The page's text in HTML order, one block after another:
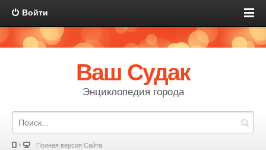
Войти
Ваш Судак
Энциклопедия города
Полная версия Сайта